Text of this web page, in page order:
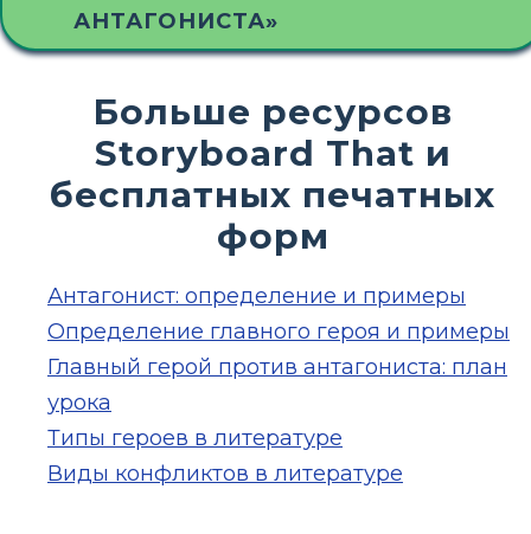
АНТАГОНИСТА»
Больше ресурсов
Storyboard That и
бесплатных печатных
форм
Антагонист: определение и примеры
Определение главного героя и примеры
Главный герой против антагониста: план
урока
Типы героев в литературе
Виды конфликтов в литературе